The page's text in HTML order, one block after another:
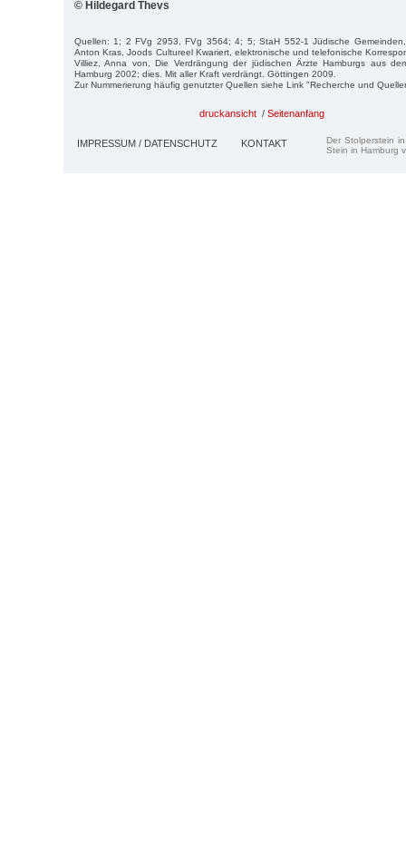
© Hildegard Thevs
Quellen: 1; 2 FVg 2953, FVg 3564; 4; 5; StaH 552-1 Jüdische
Anton Kras, Joods Cultureel Kwariert, elektronische und telefonische
Villiez, Anna von, Die Verdrängung der jüdischen Ärzte Hamburgs aus
Hamburg 2002; dies. Mit aller Kraft verdrängt. Göttingen 2009.
Zur Nummerierung häufig genutzter Quellen siehe Link "Recherche und
druckansicht / Seitenanfang
IMPRESSUM / DATENSCHUTZ KONTAKT
Der Stolperstein
Stein in Hamburg